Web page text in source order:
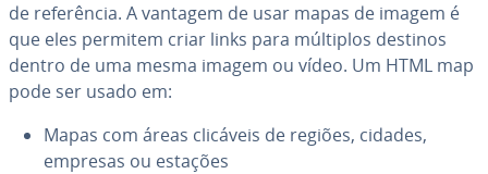
de re­fe­rên­cia. A vantagem de usar mapas de imagem é
que eles permitem criar links para múltiplos destinos
dentro de uma mesma imagem ou vídeo. Um HTML map
pode ser usado em:
Mapas com áreas clicáveis de regiões, cidades,
empresas ou estações